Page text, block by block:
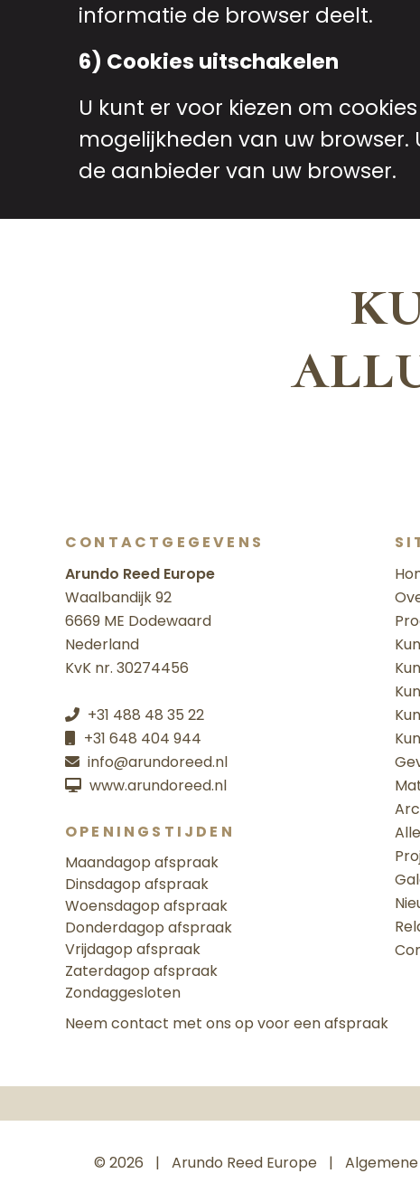
informatie de browser deelt.
6) Cookies uitschakelen
U kunt er voor kiezen om
mogelijkheden van uw
de aanbieder van uw browser.
CONTACTGEGEVENS
Arundo Reed Europe
Waalbandijk 92
6669 ME Dodewaard
Nederland
KvK nr. 30274456
+31 488 48 35 22
+31 648 404 944
info@arundoreed.nl
www.arundoreed.nl
OPENINGSTIJDEN
Maandagop afspraak
Dinsdagop afspraak
Woensdagop afspraak
Donderdagop afspraak
Vrijdagop afspraak
Zaterdagop afspraak
Zondaggesloten
Neem contact met ons op voor een afspraak
© 2026 Arundo Reed Europe